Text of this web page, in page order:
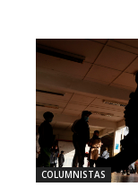
COLUMNISTAS